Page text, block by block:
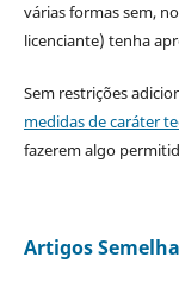
várias formas sem,
licenciante) tenha
Sem restrições
medidas de caráter
fazerem algo
Artigos